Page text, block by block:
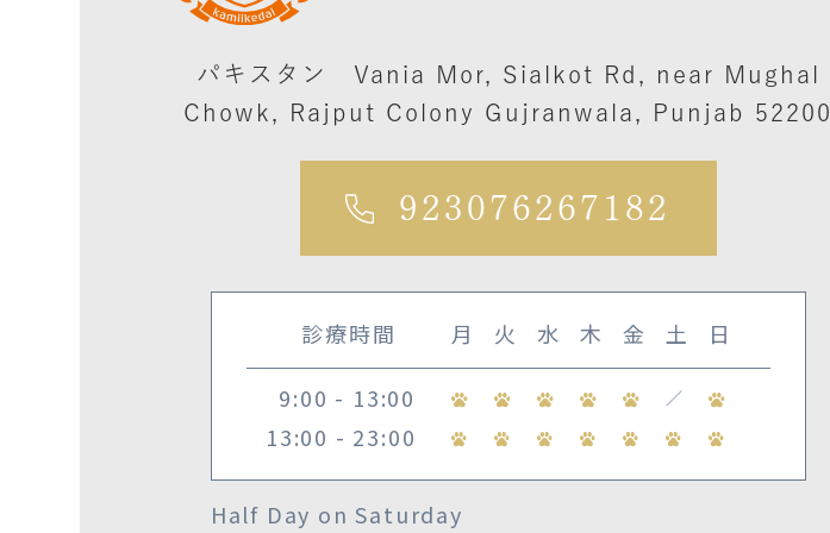
パキスタン Vania Mor, Sialkot Rd, near Mughal
Chowk, Rajput Colony Gujranwala, Punjab 52200
923076267182
診療時間 月 火 水 木 金 土 日
9:00 - 13:00 ／
13:00 - 23:00
Half Day on Saturday